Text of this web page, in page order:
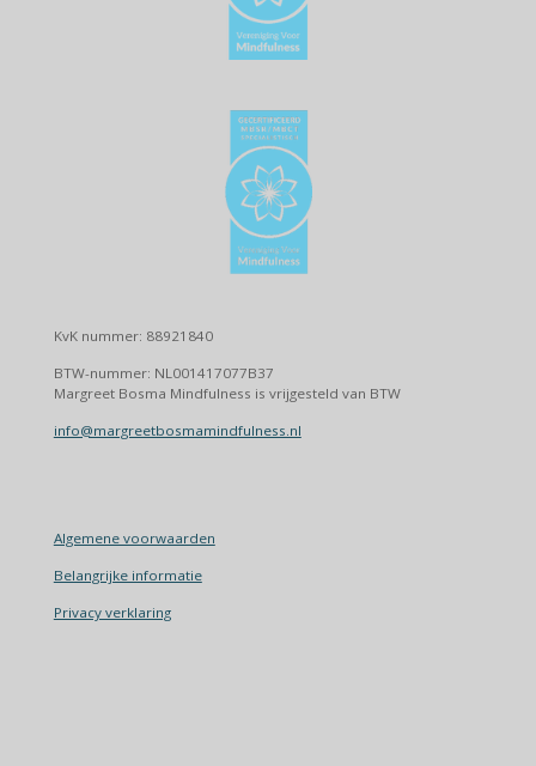
KvK nummer: 88921840
BTW-nummer: NL001417077B37
Margreet Bosma Mindfulness is vrijgesteld van BTW
info@margreetbosmamindfulness.nl
Algemene voorwaarden
Belangrijke informatie
Privacy verklaring